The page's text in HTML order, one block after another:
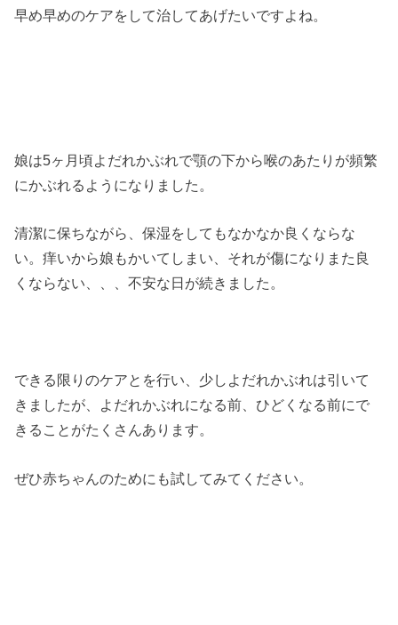
早め早めのケアをして治してあげたいですよね。
娘は5ヶ月頃よだれかぶれで顎の下から喉のあたりが頻繁
にかぶれるようになりました。
清潔に保ちながら、保湿をしてもなかなか良くならな
い。痒いから娘もかいてしまい、それが傷になりまた良
くならない、、、不安な日が続きました。
できる限りのケアとを行い、少しよだれかぶれは引いて
きましたが、よだれかぶれになる前、ひどくなる前にで
きることがたくさんあります。
ぜひ赤ちゃんのためにも試してみてください。